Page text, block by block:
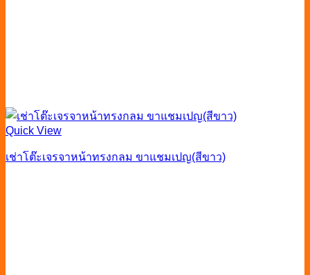
Quick View
เช่าโต๊ะเจรจาหน้าทรงกลม ขาแชมเปญ(สีขาว)